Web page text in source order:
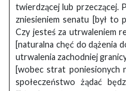
twierdzącej lub przeczącej.
zniesieniem senatu [był to
Czy jesteś za utrwaleniem
[naturalna chęć do dążenia
utrwalenia zachodniej
[wobec strat poniesionych
społeczeństwo żądać